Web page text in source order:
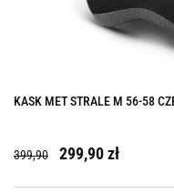
KASK MET STRALE M 56-58
399,90 299,90 zł